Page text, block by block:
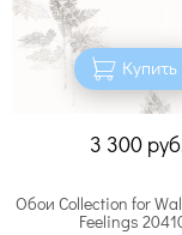
Купить
3 300
Обои Collection for
Feelings